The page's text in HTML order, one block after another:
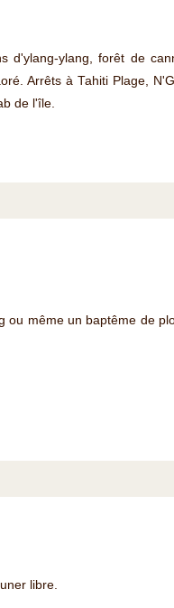
d'ylang-ylang, forêt de
Arrêts à Tahiti Plage,
de l'île.
même un baptême de
libre.